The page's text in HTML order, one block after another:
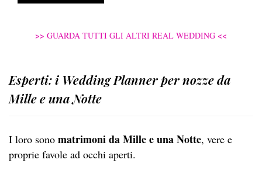
>> GUARDA TUTTI GLI ALTRI REAL WEDDING <<
Esperti: i Wedding Planner per nozze da
Mille e una Notte
I loro sono matrimoni da Mille e una Notte, vere e
proprie favole ad occhi aperti.